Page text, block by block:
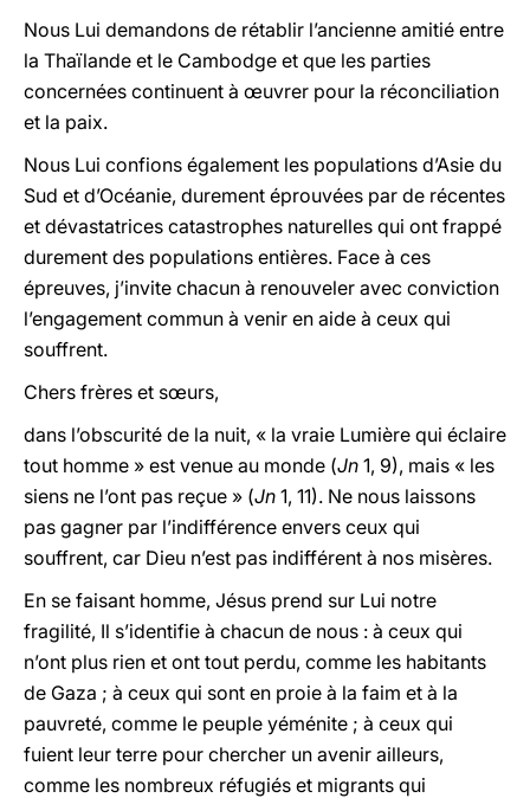
Nous Lui demandons de rétablir l’ancienne amitié entre
la Thaïlande et le Cambodge et que les parties
concernées continuent à œuvrer pour la réconciliation
et la paix.
Nous Lui confions également les populations d’Asie du
Sud et d’Océanie, durement éprouvées par de récentes
et dévastatrices catastrophes naturelles qui ont frappé
durement des populations entières. Face à ces
épreuves, j’invite chacun à renouveler avec conviction
l’engagement commun à venir en aide à ceux qui
souffrent.
Chers frères et sœurs,
dans l’obscurité de la nuit, « la vraie Lumière qui éclaire
tout homme » est venue au monde (Jn 1, 9), mais « les
siens ne l’ont pas reçue » (Jn 1, 11). Ne nous laissons
pas gagner par l’indifférence envers ceux qui
souffrent, car Dieu n’est pas indifférent à nos misères.
En se faisant homme, Jésus prend sur Lui notre
fragilité, Il s’identifie à chacun de nous : à ceux qui
n’ont plus rien et ont tout perdu, comme les habitants
de Gaza ; à ceux qui sont en proie à la faim et à la
pauvreté, comme le peuple yéménite ; à ceux qui
fuient leur terre pour chercher un avenir ailleurs,
comme les nombreux réfugiés et migrants qui